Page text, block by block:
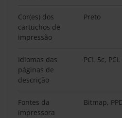
Cor(es) dos
cartuchos de
impressão
Preto
Idiomas das
páginas de
descrição
PCL 5c,
Fontes da
impressora
Bitmap,